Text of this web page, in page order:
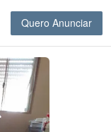
Quero Anunciar